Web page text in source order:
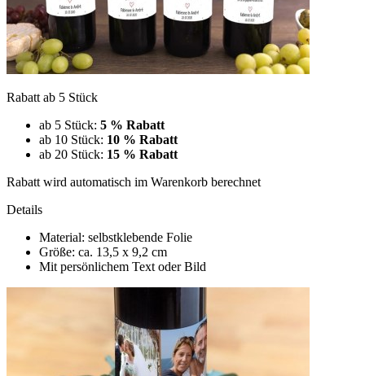
Rabatt ab 5 Stück
ab 5 Stück: 5 % Rabatt
ab 10 Stück: 10 % Rabatt
ab 20 Stück: 15 % Rabatt
Rabatt wird automatisch im Warenkorb berechnet
Details
Material: selbstklebende Folie
Größe: ca. 13,5 x 9,2 cm
Mit persönlichem Text oder Bild